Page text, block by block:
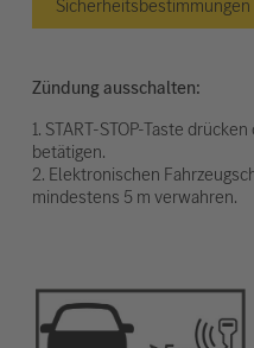
Sicherheitsbestimmungen
Zündung ausschalten:
1. START-STOP-Taste
betätigen.
2. Elektronischen
mindestens 5 m verwahren.